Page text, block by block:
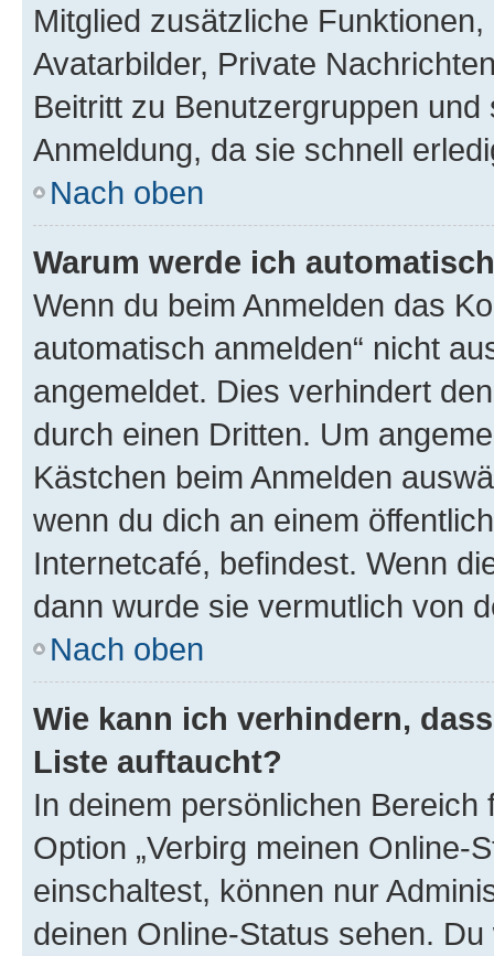
Mitglied zusätzliche
Avatarbilder, Private
Beitritt zu Benutzergruppen
Anmeldung, da sie schnell
Nach oben
Warum werde ich
Wenn du beim Anmelden das
automatisch anmelden“ nicht
angemeldet. Dies verhindert
durch einen Dritten. Um
Kästchen beim Anmelden
wenn du dich an einem
Internetcafé, befindest. Wenn
dann wurde sie vermutlich von
Nach oben
Wie kann ich verhindern,
Liste auftaucht?
In deinem persönlichen
Option „Verbirg meinen Online-
einschaltest, können nur
deinen Online-Status sehen.